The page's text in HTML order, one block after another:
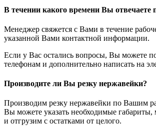
В течении какого времени Вы отвечаете
Менеджер свяжется с Вами в течение
указанной Вами контактной информации.
Если у Вас остались вопросы, Вы можете
телефонам и дополнительно написать на
Производите ли Вы резку нержавейки?
Производим резку нержавейки по Вашим
Вы можете указать необходимые
и отгрузим с остатками от целого.